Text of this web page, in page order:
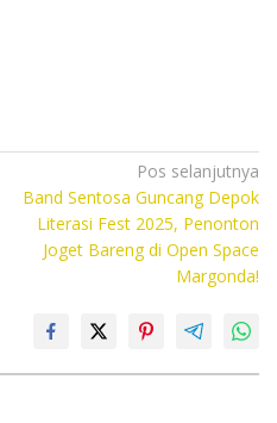
Pos selanjutnya
Band Sentosa Guncang Depok
Literasi Fest 2025, Penonton
Joget Bareng di Open Space
Margonda!